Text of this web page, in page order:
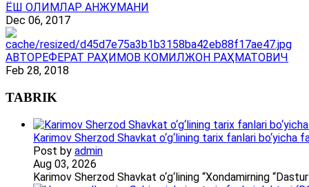
ЁШ ОЛИМЛАР АНЖУМАНИ
Dec 06, 2017
АВТОРЕФЕРАТ РАҲИМОВ КОМИЛЖОН РАҲМАТОВИЧ
Feb 28, 2018
TABRIK
Karimov Sherzod Shavkat o‘g‘lining tarix fanlari
Post by admin
Aug 03, 2026
Karimov Sherzod Shavkat o‘g‘lining “Xondamirning